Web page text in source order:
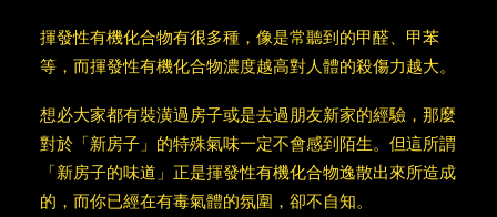
揮發性有機化合物有很多種，像是常聽到的甲醛、甲苯
等，而揮發性有機化合物濃度越高對人體的殺傷力越大。
想必大家都有裝潢過房子或是去過朋友新家的經驗，那麼
對於「新房子」的特殊氣味一定不會感到陌生。但這所謂
「新房子的味道」正是揮發性有機化合物逸散出來所造成
的，而你已經在有毒氣體的氛圍，卻不自知。